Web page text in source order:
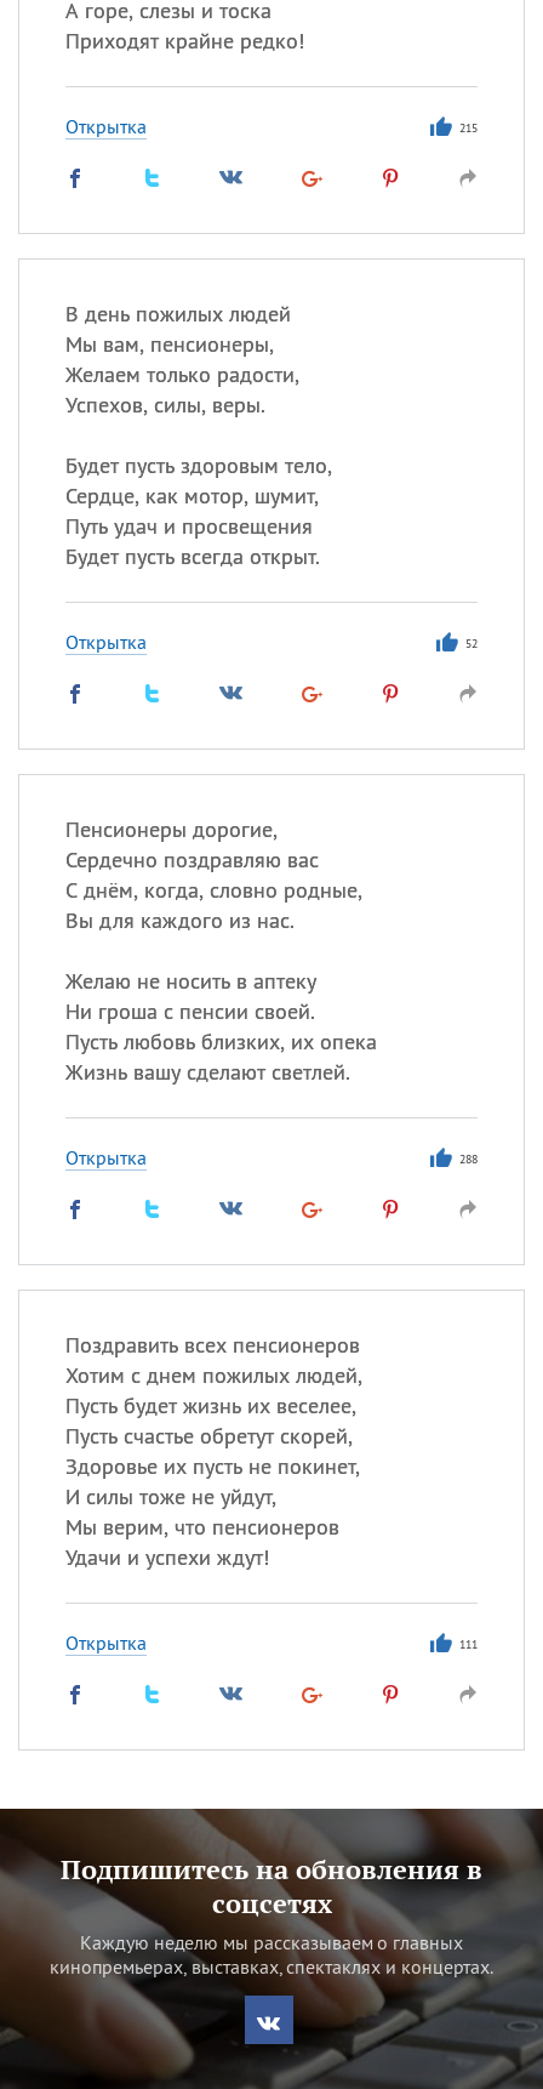
А горе, слезы и тоска
Приходят крайне редко!
Открытка 215
В день пожилых людей
Мы вам, пенсионеры,
Желаем только радости,
Успехов, силы, веры.
Будет пусть здоровым тело,
Сердце, как мотор, шумит,
Путь удач и просвещения
Будет пусть всегда открыт.
Открытка 52
Пенсионеры дорогие,
Сердечно поздравляю вас
С днём, когда, словно родные,
Вы для каждого из нас.
Желаю не носить в аптеку
Ни гроша с пенсии своей.
Пусть любовь близких, их опека
Жизнь вашу сделают светлей.
Открытка 288
Поздравить всех пенсионеров
Хотим с днем пожилых людей,
Пусть будет жизнь их веселее,
Пусть счастье обретут скорей,
Здоровье их пусть не покинет,
И силы тоже не уйдут,
Мы верим, что пенсионеров
Удачи и успехи ждут!
Открытка 111
Подпишитесь на обновления в
соцсетях
Каждую неделю мы рассказываем о главных
кинопремьерах, выставках, спектаклях и концертах.